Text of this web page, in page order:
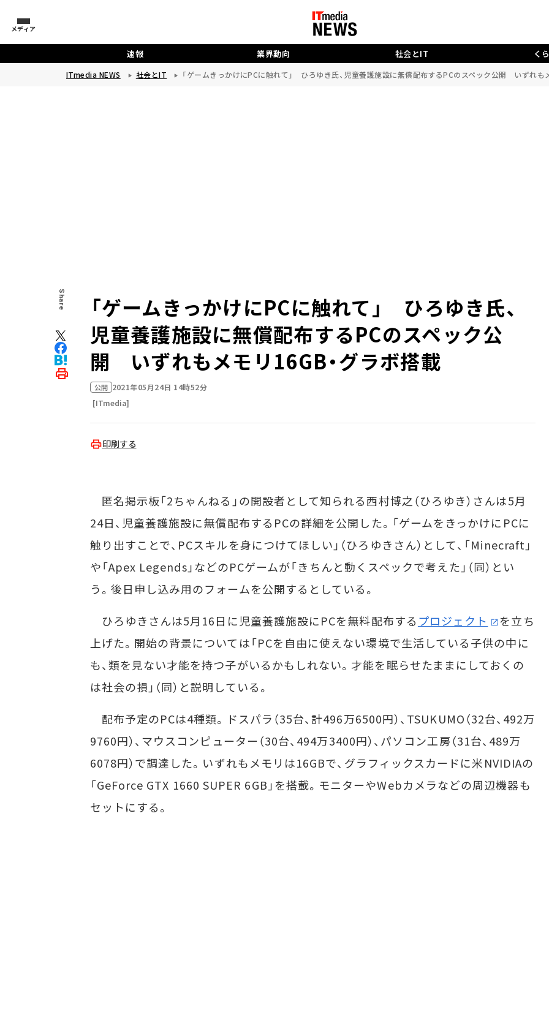
メディア
速報 業界動向 社会とIT く
ITmedia NEWS 社会とIT 「ゲームきっかけにPCに触れて」 ひろゆき氏、児童養護施設に無償配布するPCのスペック公開 いずれも
Share
「ゲームきっかけにPCに触れて」 ひろゆき氏、
児童養護施設に無償配布するPCのスペック公
開 いずれもメモリ16GB・グラボ搭載
公開 2021年05月24日 14時52分
[ITmedia]
印刷する
匿名掲示板「2ちゃんねる」の開設者として知られる西村博之（ひろゆき）さんは5月
24日、児童養護施設に無償配布するPCの詳細を公開した。「ゲームをきっかけにPCに
触り出すことで、PCスキルを身につけてほしい」（ひろゆきさん）として、「Minecraft」
や「Apex Legends」などのPCゲームが「きちんと動くスペックで考えた」（同）とい
う。後日申し込み用のフォームを公開するとしている。
ひろゆきさんは5月16日に児童養護施設にPCを無料配布する プロジェクト
を立ち
上げた。開始の背景については「PCを自由に使えない環境で生活している子供の中に
も、類を見ない才能を持つ子がいるかもしれない。才能を眠らせたままにしておくの
は社会の損」（同）と説明している。
配布予定のPCは4種類。ドスパラ（35台、計496万6500円）、TSUKUMO（32台、492万
9760円）、マウスコンピューター（30台、494万3400円）、パソコン工房（31台、489万
6078円）で調達した。いずれもメモリは16GBで、グラフィックスカードに米NVIDIAの
「GeForce GTX 1660 SUPER 6GB」を搭載。モニターやWebカメラなどの周辺機器も
セットにする。